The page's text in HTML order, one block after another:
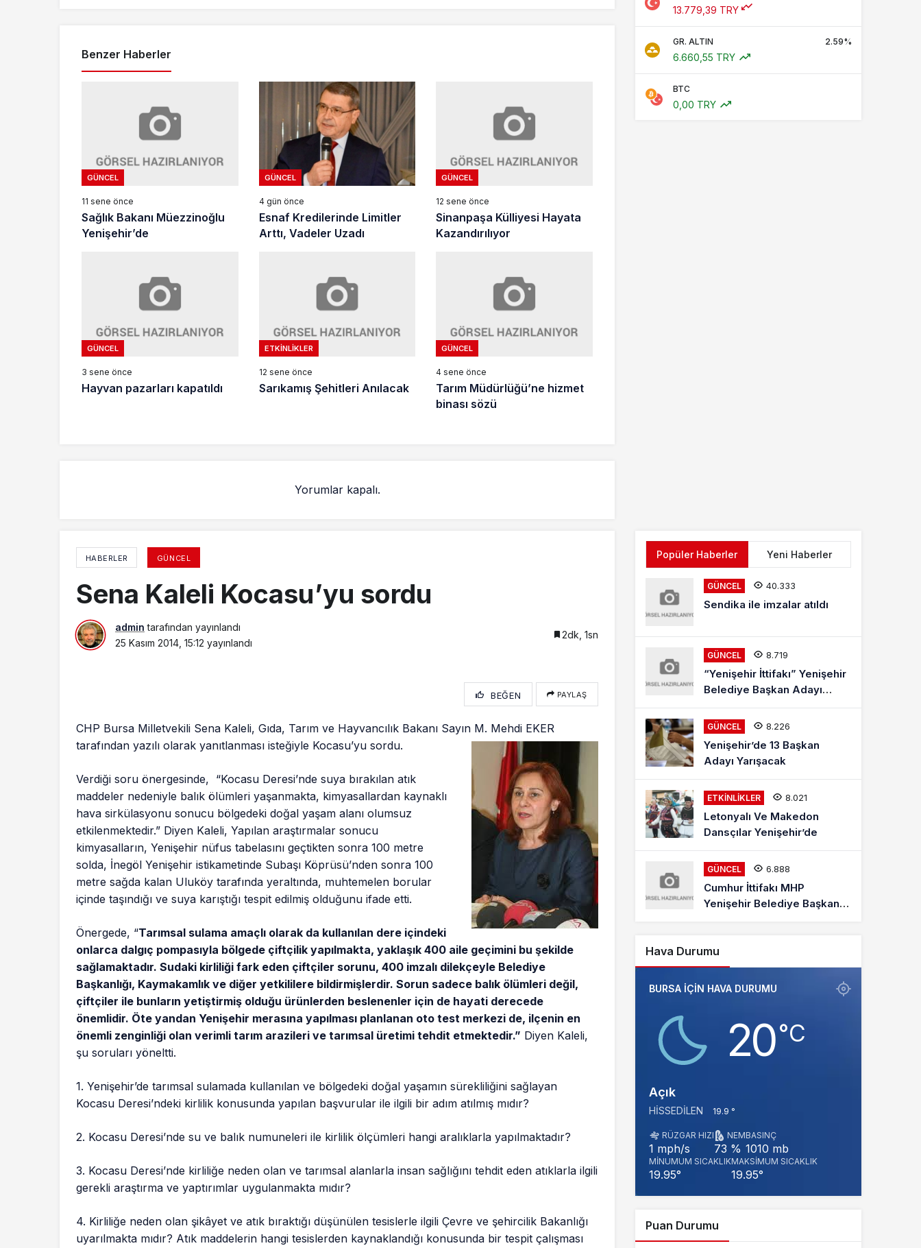
Benzer Haberler
GÜNCEL
11 sene önce
Sağlık Bakanı Müezzinoğlu
Yenişehir’de
GÜNCEL
4 gün önce
Esnaf Kredilerinde Limitler
Arttı, Vadeler Uzadı
GÜNCEL
12 sene önce
Sinanpaşa Külliyesi Hayata
Kazandırılıyor
GÜNCEL
3 sene önce
Hayvan pazarları kapatıldı
ETKINLIKLER
12 sene önce
Sarıkamış Şehitleri Anılacak
GÜNCEL
4 sene önce
Tarım Müdürlüğü’ne hizmet
binası sözü
Yorumlar kapalı.
13.779,39 TRY
GR. ALTIN 2.59%
6.660,55 TRY
BTC
0,00 TRY
HABERLER GÜNCEL
Sena Kaleli Kocasu’yu sordu
admin tarafından yayınlandı
25 Kasım 2014, 15:12 yayınlandı
2dk, 1sn
BEĞEN PAYLAŞ
CHP Bursa Milletvekili Sena Kaleli, Gıda, Tarım ve Hayvancılık Bakanı Sayın M. Mehdi EKER
tarafından yazılı olarak yanıtlanması isteğiyle Kocasu’yu sordu.
Verdiği soru önergesinde, “Kocasu Deresi’nde suya bırakılan atık
maddeler nedeniyle balık ölümleri yaşanmakta, kimyasallardan kaynaklı
hava sirkülasyonu sonucu bölgedeki doğal yaşam alanı olumsuz
etkilenmektedir.” Diyen Kaleli, Yapılan araştırmalar sonucu
kimyasalların, Yenişehir nüfus tabelasını geçtikten sonra 100 metre
solda, İnegöl Yenişehir istikametinde Subaşı Köprüsü’nden sonra 100
metre sağda kalan Uluköy tarafında yeraltında, muhtemelen borular
içinde taşındığı ve suya karıştığı tespit edilmiş olduğunu ifade etti.
Önergede, “Tarımsal sulama amaçlı olarak da kullanılan dere içindeki
onlarca dalgıç pompasıyla bölgede çiftçilik yapılmakta, yaklaşık 400 aile geçimini bu şekilde
sağlamaktadır. Sudaki kirliliği fark eden çiftçiler sorunu, 400 imzalı dilekçeyle Belediye
Başkanlığı, Kaymakamlık ve diğer yetkililere bildirmişlerdir. Sorun sadece balık ölümleri değil,
çiftçiler ile bunların yetiştirmiş olduğu ürünlerden beslenenler için de hayati derecede
önemlidir. Öte yandan Yenişehir merasına yapılması planlanan oto test merkezi de, ilçenin en
önemli zenginliği olan verimli tarım arazileri ve tarımsal üretimi tehdit etmektedir.” Diyen Kaleli,
şu soruları yöneltti.
1. Yenişehir’de tarımsal sulamada kullanılan ve bölgedeki doğal yaşamın sürekliliğini sağlayan
Kocasu Deresi’ndeki kirlilik konusunda yapılan başvurular ile ilgili bir adım atılmış mıdır?
2. Kocasu Deresi’nde su ve balık numuneleri ile kirlilik ölçümleri hangi aralıklarla yapılmaktadır?
3. Kocasu Deresi’nde kirliliğe neden olan ve tarımsal alanlarla insan sağlığını tehdit eden atıklarla ilgili
gerekli araştırma ve yaptırımlar uygulanmakta mıdır?
4. Kirliliğe neden olan şikâyet ve atık bıraktığı düşünülen tesislerle ilgili Çevre ve şehircilik Bakanlığı
uyarılmakta mıdır? Atık maddelerin hangi tesislerden kaynaklandığı konusunda bir tespit çalışması
Popüler Haberler Yeni Haberler
GÜNCEL 40.333
Sendika ile imzalar atıldı
GÜNCEL 8.719
“Yenişehir İttifakı” Yenişehir
Belediye Başkan Adayı
Mehmet Kaya Röportajı
GÜNCEL 8.226
Yenişehir’de 13 Başkan
Adayı Yarışacak
ETKINLIKLER 8.021
Letonyalı Ve Makedon
Dansçılar Yenişehir’de
GÜNCEL 6.888
Cumhur İttifakı MHP
Yenişehir Belediye Başkan
Hava Durumu
BURSA IÇIN HAVA DURUMU
20‎°C
Açık
HISSEDILEN 19.9 °
RÜZGAR HIZI
1 mph/s
NEM
73 %
BASINÇ
1010 mb
MINUMUM SICAKLIK
19.95°
MAKSIMUM SICAKLIK
19.95°
Puan Durumu